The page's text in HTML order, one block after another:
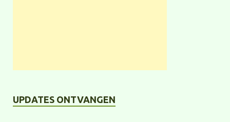
UPDATES ONTVANGEN